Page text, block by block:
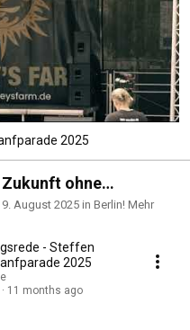
2025
Zukunft ohne
August 2025 in Berlin! Mehr
- Steffen
2025
11 months ago